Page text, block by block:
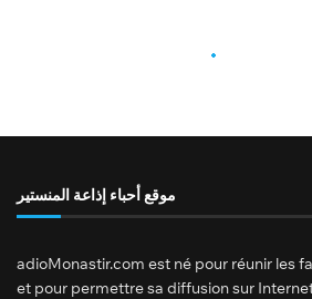
موقع أحباء إذاعة المنستير
adioMonastir.com est né pour réunir les
et pour permettre sa diffusion sur